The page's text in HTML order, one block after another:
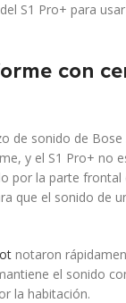
S1 Pro+ para
con
de sonido de
y el S1 Pro+ no
por la parte frontal
que el sonido de
notaron
el sonido
la habitación.